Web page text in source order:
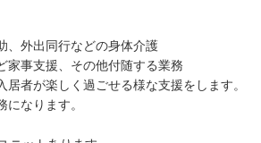
、外出同行などの身体介護
家事支援、その他付随する業務
居者が楽しく過ごせる様な支援をします。
になります。